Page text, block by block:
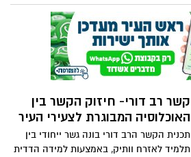
עסקה בהתפתחות תקינה וחריגה של ילד בגיל
הרך.
המעשי של חלומותיהם. הדברים נוגעים בכל
אחד ובמיוחד לדור הצעירים. כיוונים ומעוף
ארגנו עבור אלה את כנס יזמות במרכז כיוונים,
אליו הגיעו צעירים רבים. גולת הכותרת: אבי
כץ, מנכ"ל קופיקס שיתף את האורחים על
קשר רב דורי- חיזוק הקשר בין
האוכלוסיה המבוגרת לצעירי העיר
תכנית הקשר הרב דורי בונה גשר ייחודי בין
תלמיד לאזרח וותיק, באמצעות למידה הדדית